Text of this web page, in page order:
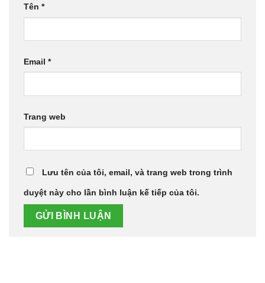
Tên *
Email *
Trang web
Lưu tên của tôi, email, và trang web trong trình
duyệt này cho lần bình luận kế tiếp của tôi.